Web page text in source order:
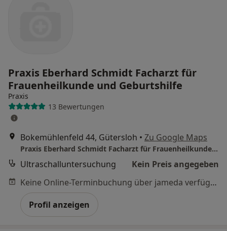
Praxis Eberhard Schmidt Facharzt für
Frauenheilkunde und Geburtshilfe
Praxis
13 Bewertungen
Bokemühlenfeld 44, Gütersloh • Zu Google Maps
Praxis Eberhard Schmidt Facharzt für Frauenheilkunde und Geburtshilfe
Ultraschalluntersuchung
Kein Preis angegeben
Keine Online-Terminbuchung über jameda verfügbar
Profil anzeigen